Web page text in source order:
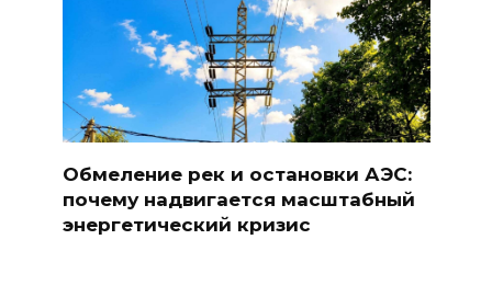
Обмеление рек и остановки АЭС:
почему надвигается масштабный
энергетический кризис